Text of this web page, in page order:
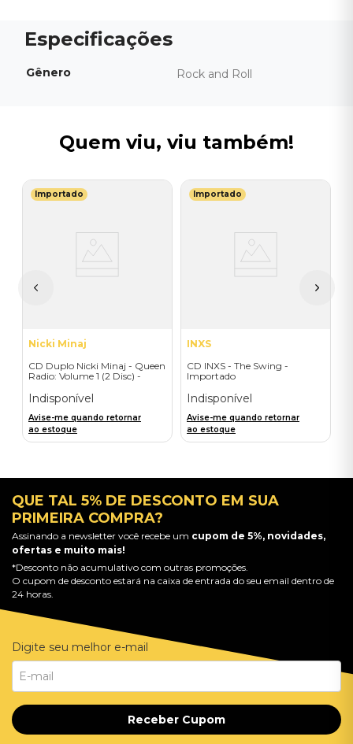
Gênero Rock and Roll
Quem viu, viu também!
Importado
Nicki Minaj
CD Duplo Nicki Minaj - Queen
Radio: Volume 1 (2 Disc) -
Indisponível
Avise-me quando retornar
ao estoque
Importado
INXS
CD INXS - The Swing -
Importado
Indisponível
Avise-me quando retornar
ao estoque
QUE TAL 5% DE DESCONTO EM SUA
PRIMEIRA COMPRA?
Assinando a newsletter você recebe um cupom de 5%, novidades,
ofertas e muito mais!
*Desconto não acumulativo com outras promoções.
O cupom de desconto estará na caixa de entrada do seu email dentro de
24 horas.
Digite seu melhor e-mail
Receber Cupom